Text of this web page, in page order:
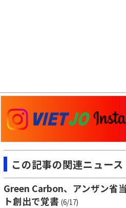
この記事の関連ニュース
Green Carbon、アンザン省
ト創出で覚書 (6/17)